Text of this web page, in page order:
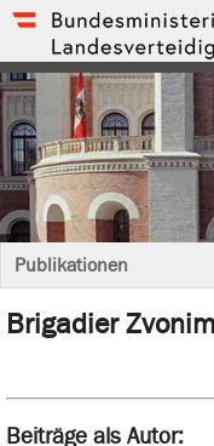
Publikationen
Brigadier
Beiträge als Autor: